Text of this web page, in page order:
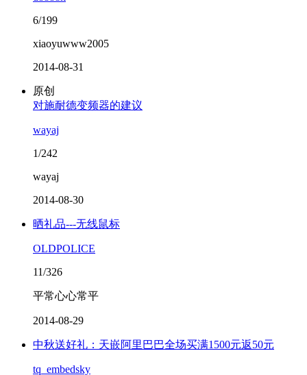
6/199
xiaoyuwww2005
2014-08-31
原创
对施耐德变频器的建议
wayaj
1/242
wayaj
2014-08-30
晒礼品---无线鼠标
OLDPOLICE
11/326
平常心心常平
2014-08-29
中秋送好礼：天嵌阿里巴巴全场买满1500元返50元
tq_embedsky